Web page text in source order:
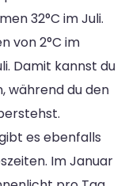
32°C im Juli.
von 2°C im
Damit kannst du
während du den
es ebenfalls
Im Januar